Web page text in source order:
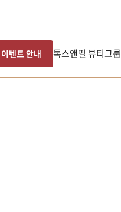
이벤트 안내 톡스앤필 뷰티그룹